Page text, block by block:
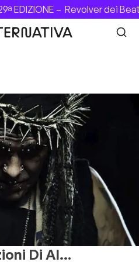
EDIZIONE – Revolver dei
Di Al